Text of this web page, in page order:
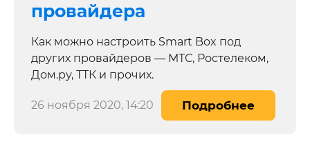
провайдера
Как можно настроить Smart Box под
других провайдеров — МТС, Ростелеком,
Дом.ру, ТТК и прочих.
26 ноября 2020, 14:20 Подробнее